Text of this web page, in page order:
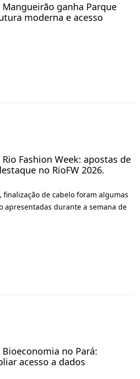
Mangueirão ganha Parque
moderna e acesso
Fashion Week: apostas de
no RioFW 2026.
finalização de cabelo foram algumas
apresentadas durante a semana de
no Pará:
acesso a dados